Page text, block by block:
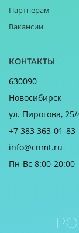
Партнёрам
Вакансии
Контакты
630090
Новосибирск
ул. Пирогова, 25/
+7 383 363-01-83
info@cnmt.ru
Пн-Вс 8:00-20:00